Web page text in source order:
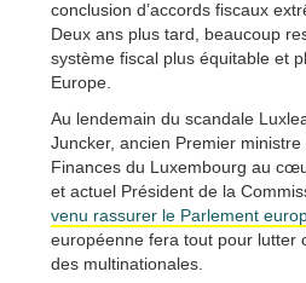
conclusion d’accords fiscaux
Deux ans plus tard, beaucoup
système fiscal plus équitable et
Europe.
Au lendemain du scandale
Juncker, ancien Premier
Finances du Luxembourg au
et actuel Président de la
venu rassurer le Parlement
européenne fera tout pour lutter
des multinationales.